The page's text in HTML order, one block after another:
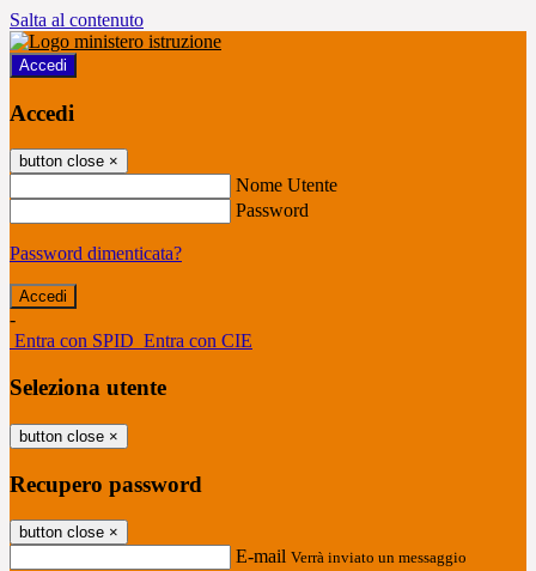
Salta al contenuto
Accedi
Accedi
button close ×
Nome Utente
Password
Password dimenticata?
-
Entra con SPID Entra con CIE
Seleziona utente
button close ×
Recupero password
button close ×
E-mail Verrà inviato un messaggio